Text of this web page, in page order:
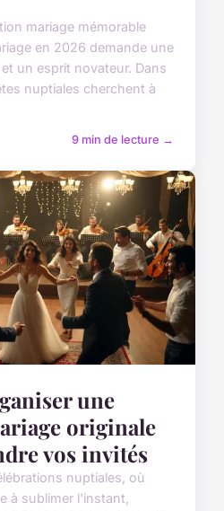
mariage mémorable
en 2026 demande une
un esprit novateur. Dans
nuptiales cherchent à
9 min de lecture →
une
originale
vos invités
nuptiales, où
à sublimer l'instant,